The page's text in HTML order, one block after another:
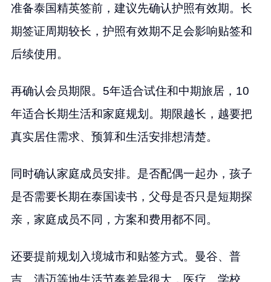
准备泰国精英签前，建议先确认护照有效期。长
期签证周期较长，护照有效期不足会影响贴签和
后续使用。
再确认会员期限。5年适合试住和中期旅居，10
年适合长期生活和家庭规划。期限越长，越要把
真实居住需求、预算和生活安排想清楚。
同时确认家庭成员安排。是否配偶一起办，孩子
是否需要长期在泰国读书，父母是否只是短期探
亲，家庭成员不同，方案和费用都不同。
还要提前规划入境城市和贴签方式。曼谷、普
吉、清迈等地生活节奏差异很大，医疗、学校、